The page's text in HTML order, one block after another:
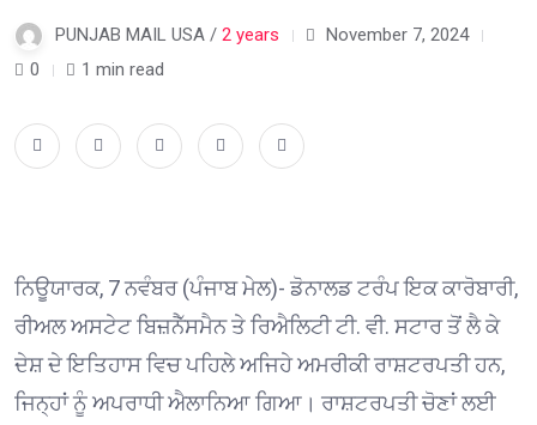
PUNJAB MAIL USA / 2 years
November 7, 2024
0
1 min read
ਨਿਊਯਾਰਕ, 7 ਨਵੰਬਰ (ਪੰਜਾਬ ਮੇਲ)- ਡੋਨਾਲਡ ਟਰੰਪ ਇਕ ਕਾਰੋਬਾਰੀ,
ਰੀਅਲ ਅਸਟੇਟ ਬਿਜ਼ਨੈੱਸਮੈਨ ਤੇ ਰਿਐਲਿਟੀ ਟੀ. ਵੀ. ਸਟਾਰ ਤੋਂ ਲੈ ਕੇ
ਦੇਸ਼ ਦੇ ਇਤਿਹਾਸ ਵਿਚ ਪਹਿਲੇ ਅਜਿਹੇ ਅਮਰੀਕੀ ਰਾਸ਼ਟਰਪਤੀ ਹਨ,
ਜਿਨ੍ਹਾਂ ਨੂੰ ਅਪਰਾਧੀ ਐਲਾਨਿਆ ਗਿਆ। ਰਾਸ਼ਟਰਪਤੀ ਚੋਣਾਂ ਲਈ